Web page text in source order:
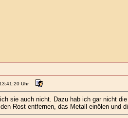
Uhr
sie auch nicht. Dazu hab ich gar nicht
Rost entfernen, das Metall einölen und